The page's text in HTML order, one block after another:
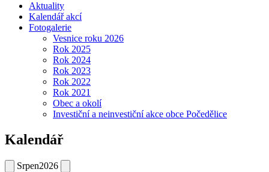
Aktuality
Kalendář akcí
Fotogalerie
Vesnice roku 2026
Rok 2025
Rok 2024
Rok 2023
Rok 2022
Rok 2021
Obec a okolí
Investiční a neinvestiční akce obce Počedělice
Kalendář
Srpen2026